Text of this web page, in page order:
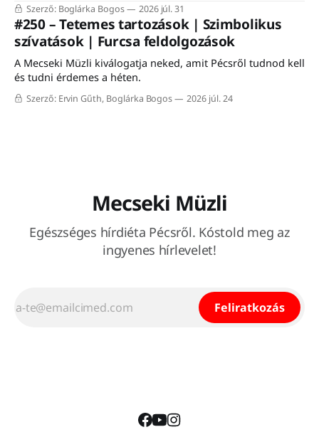
városon belüli növénytelepítés kihívásairól, a meglévő
faállomány megóvásáról, valamint a mediterrán fajokkal
történő kísérletezésről. A programon résztvevő közel húsz
érdeklődő a meleg ellenére
Szerző: Boglárka Bogos 2026 júl. 31
#250 – Tetemes tartozások | Szimbolikus
szívatások | Furcsa feldolgozások
A Mecseki Müzli kiválogatja neked, amit Pécsről tudnod kell
és tudni érdemes a héten.
Szerző: Ervin Gűth, Boglárka Bogos 2026 júl. 24
Mecseki Müzli
Egészséges hírdiéta Pécsről. Kóstold meg az
ingyenes hírlevelet!
Feliratkozás